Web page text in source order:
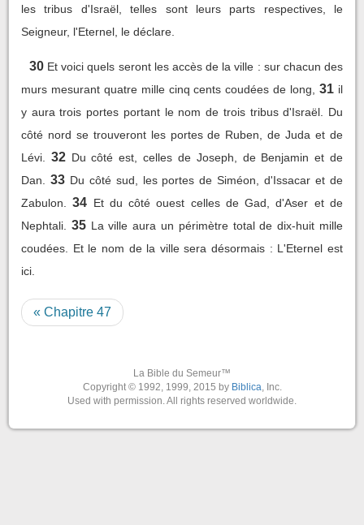
les tribus d'Israël, telles sont leurs parts respectives, le
Seigneur, l'Eternel, le déclare.
30 Et voici quels seront les accès de la ville : sur chacun des
murs mesurant quatre mille cinq cents coudées de long,
31 il
y aura trois portes portant le nom de trois tribus d'Israël. Du
côté nord se trouveront les portes de Ruben, de Juda et de
Lévi.
32 Du côté est, celles de Joseph, de Benjamin et de
Dan.
33 Du côté sud, les portes de Siméon, d'Issacar et de
Zabulon.
34 Et du côté ouest celles de Gad, d'Aser et de
Nephtali.
35 La ville aura un périmètre total de dix-huit mille
coudées. Et le nom de la ville sera désormais : L'Eternel est
ici.
« Chapitre 47
La Bible du Semeur™
Copyright © 1992, 1999, 2015 by Biblica, Inc.
Used with permission. All rights reserved worldwide.